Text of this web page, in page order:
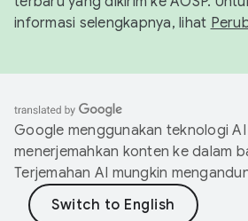
informasi selengkapnya, lihat
Google menggunakan teknologi
menerjemahkan konten ke dalam
Terjemahan AI mungkin